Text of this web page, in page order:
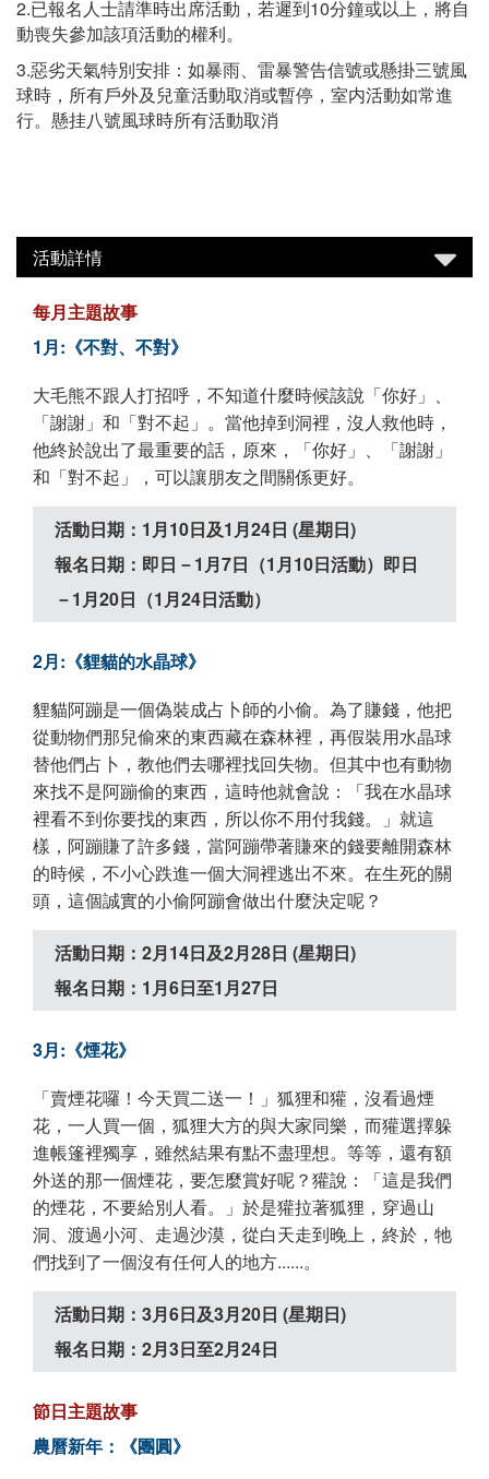
2.已報名人士請準時出席活動，若遲到10分鐘或以上，將自
動喪失參加該項活動的權利。
3.惡劣天氣特別安排：如暴雨、雷暴警告信號或懸掛三號風
球時，所有戶外及兒童活動取消或暫停，室内活動如常進
行。懸挂八號風球時所有活動取消
活動詳情
每月主題故事
1月:《不對、不對》
大毛熊不跟人打招呼，不知道什麼時候該說「你好」、
「謝謝」和「對不起」。當他掉到洞裡，沒人救他時，
他終於說出了最重要的話，原來，「你好」、「謝謝」
和「對不起」，可以讓朋友之間關係更好。
活動日期：1月10日及1月24日 (星期日)
報名日期：即日－1月7日（1月10日活動）即日
－1月20日（1月24日活動）
2月:《貍貓的水晶球》
貍貓阿蹦是一個偽裝成占卜師的小偷。為了賺錢，他把
從動物們那兒偷來的東西藏在森林裡，再假裝用水晶球
替他們占卜，教他們去哪裡找回失物。但其中也有動物
來找不是阿蹦偷的東西，這時他就會說：「我在水晶球
裡看不到你要找的東西，所以你不用付我錢。」就這
樣，阿蹦賺了許多錢，當阿蹦帶著賺來的錢要離開森林
的時候，不小心跌進一個大洞裡逃出不來。在生死的關
頭，這個誠實的小偷阿蹦會做出什麼決定呢？
活動日期：2月14日及2月28日 (星期日)
報名日期：1月6日至1月27日
3月:《煙花》
「賣煙花囉！今天買二送一！」狐狸和獾，沒看過煙
花，一人買一個，狐狸大方的與大家同樂，而獾選擇躲
進帳篷裡獨享，雖然結果有點不盡理想。等等，還有額
外送的那一個煙花，要怎麼賞好呢？獾說：「這是我們
的煙花，不要給別人看。」於是獾拉著狐狸，穿過山
洞、渡過小河、走過沙漠，從白天走到晚上，終於，牠
們找到了一個沒有任何人的地方......。
活動日期：3月6日及3月20日 (星期日)
報名日期：2月3日至2月24日
節日主題故事
農曆新年：《團圓》